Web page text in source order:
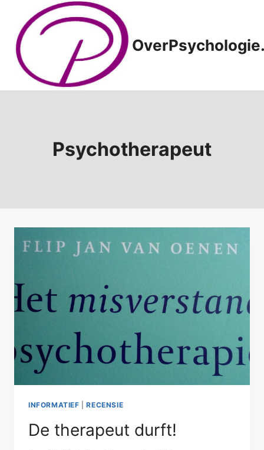
Doorgaan
inhoud
Psychotherapeut
INFORMATIEF |RECENSIE
De therapeut durft!